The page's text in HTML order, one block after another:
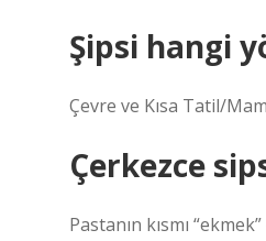
Şipsi hangi
Çevre ve Kısa Tatil/
Çerkezce
Pastanın kısmı